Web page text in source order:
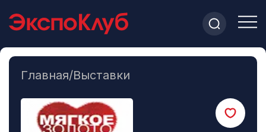
Главная/Выставки